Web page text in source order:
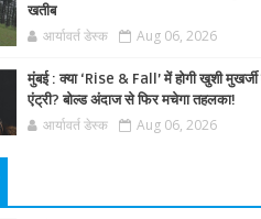
खतीब
आर्यावर्त डेस्क Aug 06, 2026
मुंबई : क्या ‘Rise & Fall’ में होगी खुशी
एंट्री? बोल्ड अंदाज से फिर मचेगा तहलका!
आर्यावर्त डेस्क Aug 06, 2026